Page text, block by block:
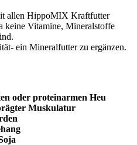
allen HippoMIX Kraftfutter
keine Vitamine, Mineralstoffe
ein Mineralfutter zu ergänzen.
oder proteinarmen Heu
Muskulatur